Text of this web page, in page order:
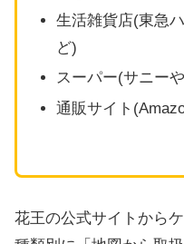
生活雑貨店(東急
ど)
スーパー(サニー
通販サイト
花王の公式サイトから